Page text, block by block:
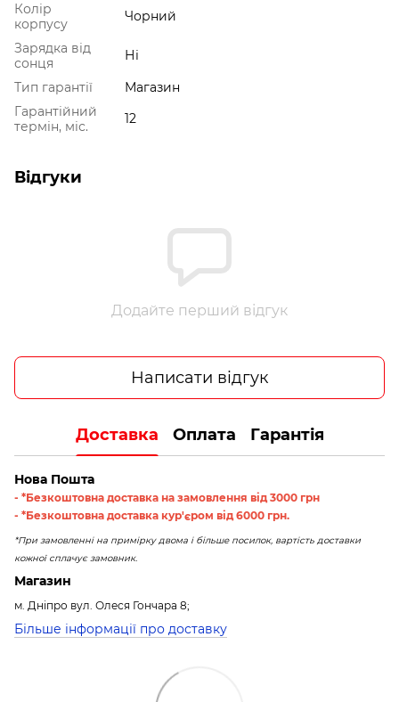
Колір
корпусу
Чорний
Зарядка від
сонця
Ні
Тип гарантії
Магазин
Гарантійний
термін, міс.
12
Відгуки
Додайте перший відгук
Написати відгук
Доставка Оплата Гарантія
Нова Пошта
- *Безкоштовна доставка на замовлення від 3000 грн
- *Безкоштовна доставка кур'єром від 6000 грн.
*При замовленні на примірку двома і більше посилок, вартість доставки
кожної сплачує замовник.
Магазин
м. Дніпро вул. Олеся Гончара 8;
Більше інформації про доставку